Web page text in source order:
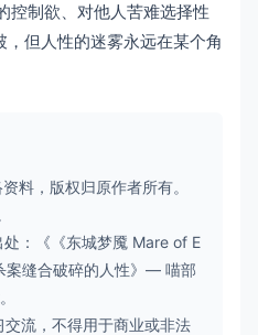
控制欲、对他人苦难选择性
但人性的迷雾永远在某个角
料，版权归原作者所有。
：《 《东城梦魇 Mare of E
缝合破碎的人性》— 喵部
。
流，不得用于商业或非法